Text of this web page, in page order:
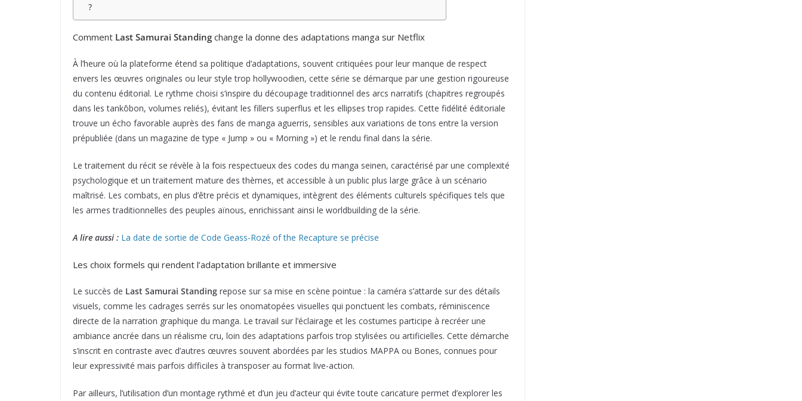
?
Comment Last Samurai Standing change la donne des adaptations manga sur Netflix
À l’heure où la plateforme étend sa politique d’adaptations, souvent critiquées pour leur manque de respect
envers les œuvres originales ou leur style trop hollywoodien, cette série se démarque par une gestion rigoureuse
du contenu éditorial. Le rythme choisi s’inspire du découpage traditionnel des arcs narratifs (chapitres regroupés
dans les tankōbon, volumes reliés), évitant les fillers superflus et les ellipses trop rapides. Cette fidélité éditoriale
trouve un écho favorable auprès des fans de manga aguerris, sensibles aux variations de tons entre la version
prépubliée (dans un magazine de type « Jump » ou « Morning ») et le rendu final dans la série.
Le traitement du récit se révèle à la fois respectueux des codes du manga seinen, caractérisé par une complexité
psychologique et un traitement mature des thèmes, et accessible à un public plus large grâce à un scénario
maîtrisé. Les combats, en plus d’être précis et dynamiques, intègrent des éléments culturels spécifiques tels que
les armes traditionnelles des peuples aïnous, enrichissant ainsi le worldbuilding de la série.
A lire aussi : La date de sortie de Code Geass-Rozé of the Recapture se précise
Les choix formels qui rendent l’adaptation brillante et immersive
Le succès de Last Samurai Standing repose sur sa mise en scène pointue : la caméra s’attarde sur des détails
visuels, comme les cadrages serrés sur les onomatopées visuelles qui ponctuent les combats, réminiscence
directe de la narration graphique du manga. Le travail sur l’éclairage et les costumes participe à recréer une
ambiance ancrée dans un réalisme cru, loin des adaptations parfois trop stylisées ou artificielles. Cette démarche
s’inscrit en contraste avec d’autres œuvres souvent abordées par les studios MAPPA ou Bones, connues pour
leur expressivité mais parfois difficiles à transposer au format live-action.
Par ailleurs, l’utilisation d’un montage rythmé et d’un jeu d’acteur qui évite toute caricature permet d’explorer les